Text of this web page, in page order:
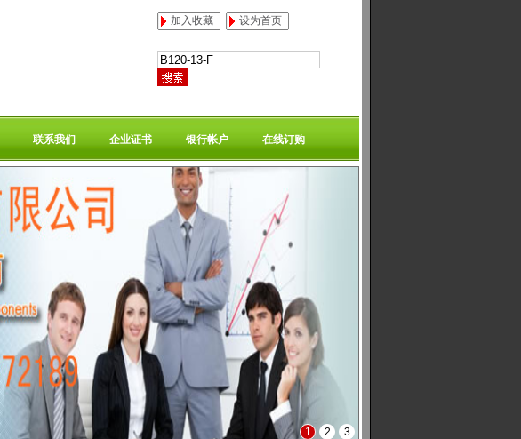
加入收藏 设为首页
联系我们 企业证书 银行帐户 在线订购
1 2 3